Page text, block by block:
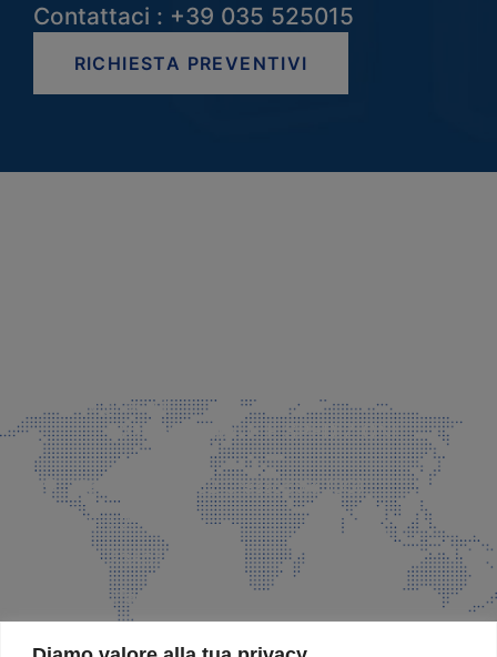
Contattaci : +39 035 525015
RICHIESTA PREVENTIVI
info@faeg.it
COMMERCIALE E SPEDIZIONI
Via Padre Elzi, 32 Grassobbio (BG)
035 525015
035 335037
info@faeg.it
SITE MAP